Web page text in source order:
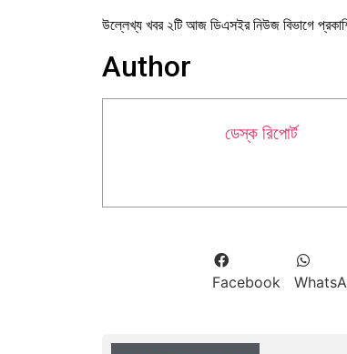
উল্লেখ্য খবর ২টি আজ ডিএসইর নিউজ বিভাগে
Author
ডেস্ক রিপোর্ট
Facebook